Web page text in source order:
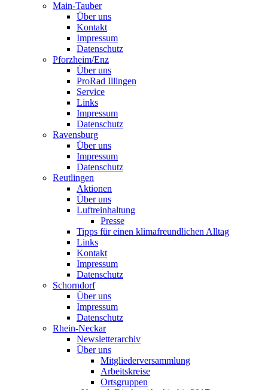
Main-Tauber
Über uns
Kontakt
Impressum
Datenschutz
Pforzheim/Enz
Über uns
ProRad Illingen
Service
Links
Impressum
Datenschutz
Ravensburg
Über uns
Impressum
Datenschutz
Reutlingen
Aktionen
Über uns
Luftreinhaltung
Presse
Tipps für einen klimafreundlichen Alltag
Links
Kontakt
Impressum
Datenschutz
Schorndorf
Über uns
Impressum
Datenschutz
Rhein-Neckar
Newsletterarchiv
Über uns
Mitgliederversammlung
Arbeitskreise
Ortsgruppen